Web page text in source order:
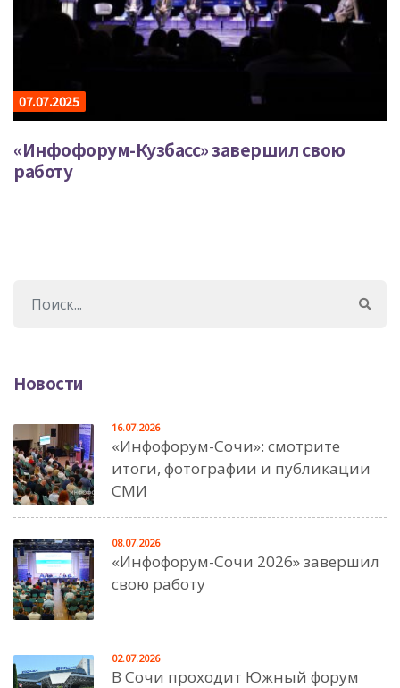
07.07.2025
«Инфофорум-Кузбасс» завершил свою
работу
Новости
«Инфофорум-Сочи»: смотрите
итоги, фотографии и публикации
СМИ
16.07.2026
«Инфофорум-Сочи 2026» завершил
свою работу
08.07.2026
В Сочи проходит Южный форум
02.07.2026